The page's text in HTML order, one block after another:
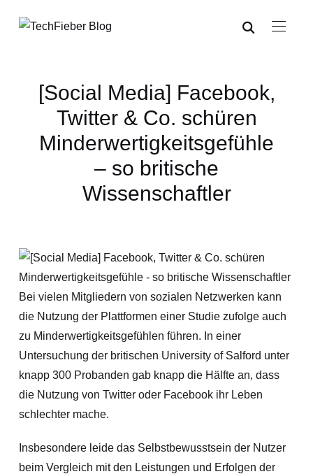
[Social Media] Facebook,
Twitter & Co. schüren
Minderwertigkeitsgefühle
– so britische
Wissenschaftler
Bei vielen Mitgliedern von sozialen Netzwerken kann
die Nutzung der Plattformen einer Studie zufolge auch
zu Minderwertigkeitsgefühlen führen. In einer
Untersuchung der britischen University of Salford unter
knapp 300 Probanden gab knapp die Hälfte an, dass
die Nutzung von Twitter oder Facebook ihr Leben
schlechter mache.
Insbesondere leide das Selbstbewusstsein der Nutzer
beim Vergleich mit den Leistungen und Erfolgen der